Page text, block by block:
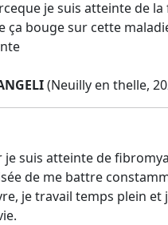
je suis atteinte de
ça bouge sur cette
(Neuilly en thelle,
je suis atteinte de
de me battre
je travail temps plein et